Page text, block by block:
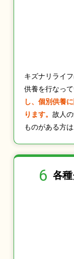
キズナリライ
供養を行なって
し、個別供養
ります。 故人
ものがある方
6 各